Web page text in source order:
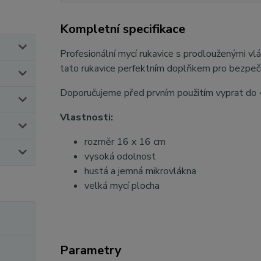
Kompletní specifikace
Profesionální mycí rukavice s prodlouženými
tato rukavice perfektním doplňkem pro
Doporučujeme před prvním použitím vyprat do
Vlastnosti:
rozměr 16 x 16 cm
vysoká odolnost
hustá a jemná mikrovlákna
velká mycí plocha
Parametry